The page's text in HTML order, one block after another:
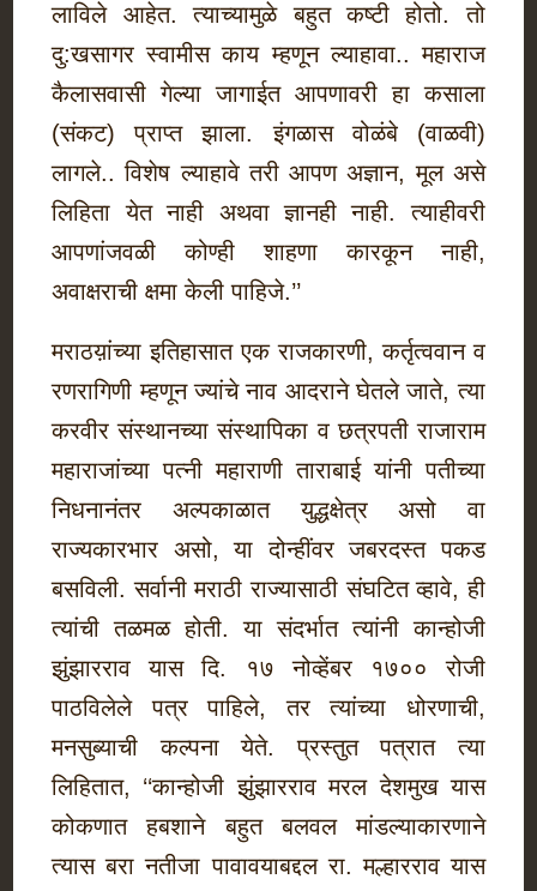
लाविले आहेत. त्याच्यामुळे बहुत कष्टी होतो. तो
दु:खसागर स्वामीस काय म्हणून ल्याहावा.. महाराज
कैलासवासी गेल्या जागाईत आपणावरी हा कसाला
(संकट) प्राप्त झाला. इंगळास वोळंबे (वाळवी)
लागले.. विशेष ल्याहावे तरी आपण अज्ञान, मूल असे
लिहिता येत नाही अथवा ज्ञानही नाही. त्याहीवरी
आपणांजवळी कोण्ही शाहणा कारकून नाही,
अवाक्षराची क्षमा केली पाहिजे.’’
मराठय़ांच्या इतिहासात एक राजकारणी, कर्तृत्ववान व
रणरागिणी म्हणून ज्यांचे नाव आदराने घेतले जाते, त्या
करवीर संस्थानच्या संस्थापिका व छत्रपती राजाराम
महाराजांच्या पत्नी महाराणी ताराबाई यांनी पतीच्या
निधनानंतर अल्पकाळात युद्धक्षेत्र असो वा
राज्यकारभार असो, या दोन्हींवर जबरदस्त पकड
बसविली. सर्वानी मराठी राज्यासाठी संघटित व्हावे, ही
त्यांची तळमळ होती. या संदर्भात त्यांनी कान्होजी
झुंझारराव यास दि. १७ नोव्हेंबर १७०० रोजी
पाठविलेले पत्र पाहिले, तर त्यांच्या धोरणाची,
मनसुब्याची कल्पना येते. प्रस्तुत पत्रात त्या
लिहितात, ‘‘कान्होजी झुंझारराव मरल देशमुख यास
कोकणात हबशाने बहुत बलवल मांडल्याकारणाने
त्यास बरा नतीजा पावावयाबद्दल रा. मल्हारराव यास